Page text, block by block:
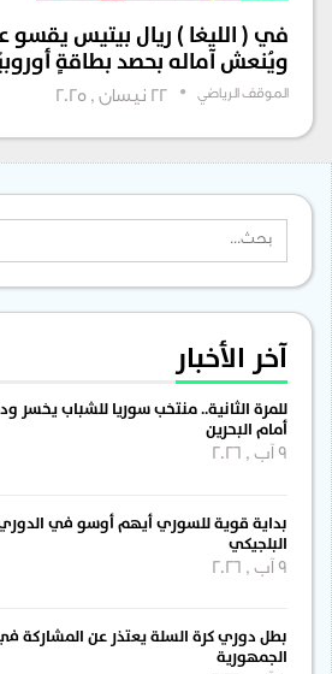
في ( الليغا ) ريال بيتيس يقسو
ويُنعش آماله بحصد بطاقةٍ
الموقف الرياضي 22 نيسان , 2025
آخر الأخبار
للمرة الثانية.. منتخب سوريا للشباب يخسر ودياً
أمام البحرين
بداية قوية للسوري أيهم أوسو في الدوري
البلجيكي
بطل دوري كرة السلة يعتذر عن المشاركة
الجمهورية